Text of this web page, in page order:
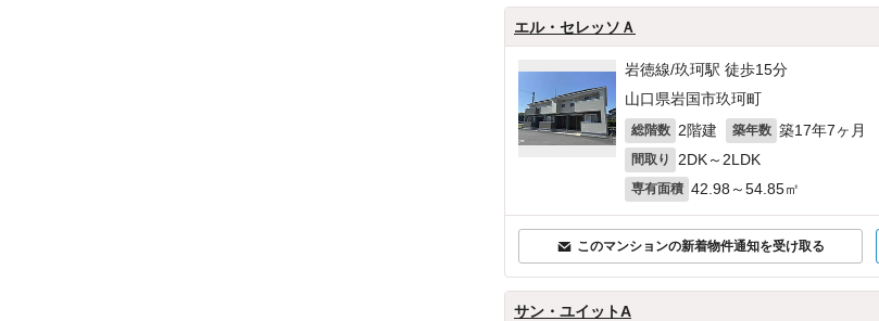
エル・セレッソＡ
岩徳線/玖珂駅 徒歩15分
山口県岩国市玖珂町
総階数 2階建 築年数 築17年7ヶ月
間取り 2DK～2LDK
専有面積 42.98～54.85㎡
このマンションの新着物件通知を受け取る
サン・ユイットA